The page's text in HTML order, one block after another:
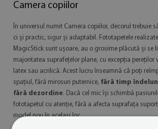
Camera copiilor
În universul numit Camera copiilor, decorul trebuie
ci și practic, sigur și adaptabil. Fototapetele
MagicStick sunt ușoare, au o grosime plăcută și se
majoritatea suprafețelor plane, cu excepția pereților
latex sau acrilică. Acest lucru înseamnă că poți
spațiul, fără mirosuri puternice, fără timp
fără dezordine. Dacă cel mic își schimbă
fototapetul cu atenție, fără a afecta suprafața
model nou în același loc.